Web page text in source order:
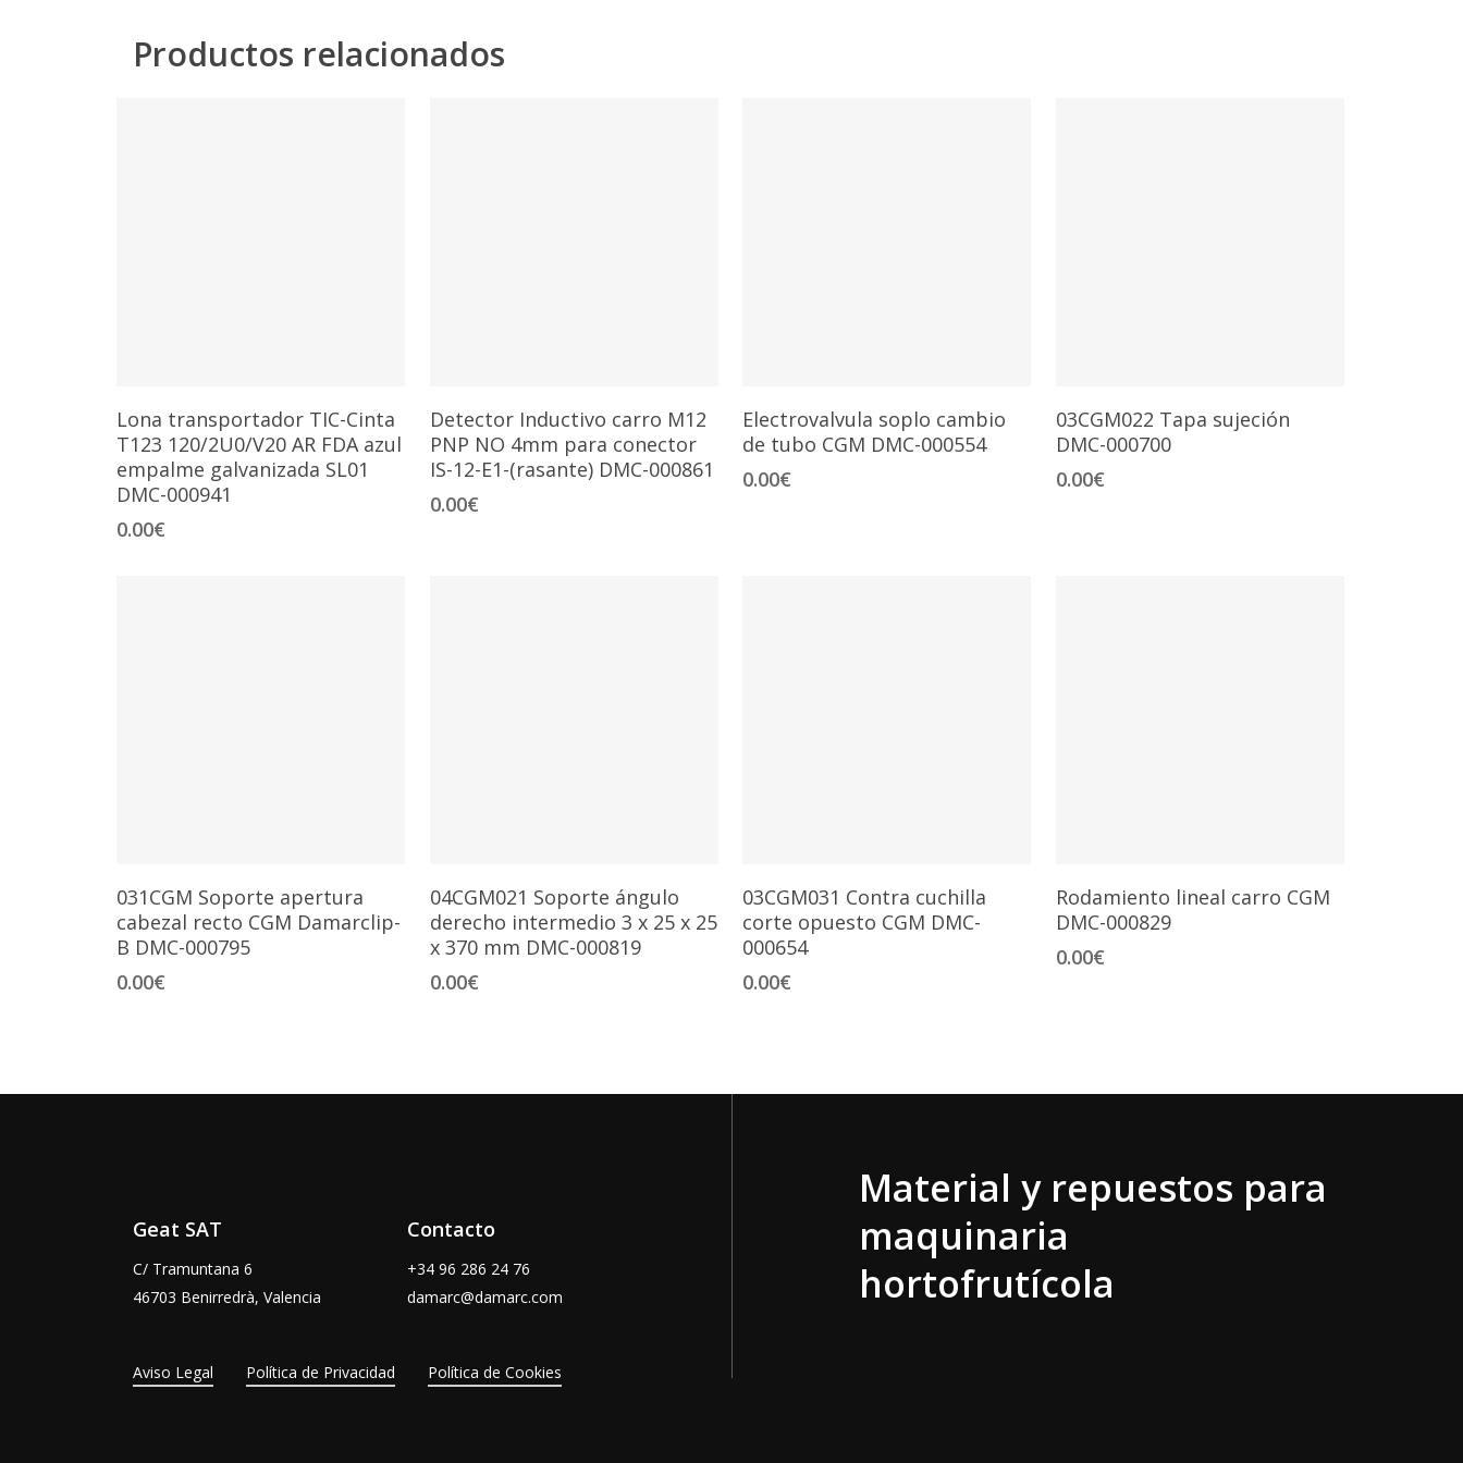
Productos relacionados
Añadir Al Carrito
Lona transportador TIC-Cinta
T123 120/2U0/V20 AR FDA azul
empalme galvanizada SL01
DMC-000941
0.00€
Añadir Al Carrito
Detector Inductivo carro M12
PNP NO 4mm para conector
IS-12-E1-(rasante) DMC-000861
0.00€
Añadir Al Carrito
Electrovalvula soplo cambio
de tubo CGM DMC-000554
0.00€
Añadir Al Carrito
03CGM022 Tapa sujeción
DMC-000700
0.00€
Añadir Al Carrito
031CGM Soporte apertura
cabezal recto CGM Damarclip-
B DMC-000795
0.00€
Añadir Al Carrito
04CGM021 Soporte ángulo
derecho intermedio 3 x 25 x 25
x 370 mm DMC-000819
0.00€
Añadir Al Carrito
03CGM031 Contra cuchilla
corte opuesto CGM DMC-
000654
0.00€
Añadir Al Carrito
Rodamiento lineal carro CGM
DMC-000829
0.00€
Geat SAT
C/ Tramuntana 6
46703 Benirredrà, Valencia
Contacto
+34 96 286 24 76
damarc@damarc.com
Aviso Legal Política de Privacidad Política de Cookies
Material y repuestos para
maquinaria
hortofrutícola